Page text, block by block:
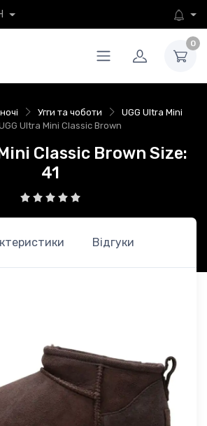
0
Угги та чоботи
UGG Ultra Mini
Ultra Mini Classic Brown
Classic Brown Size:
41
Відгуки